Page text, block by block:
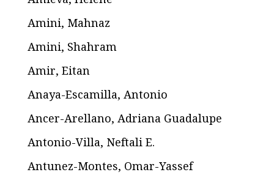
Amini, Mahnaz
Amini, Shahram
Amir, Eitan
Anaya-Escamilla, Antonio
Ancer-Arellano, Adriana Guadalupe
Antonio-Villa, Neftali E.
Antunez-Montes, Omar-Yassef